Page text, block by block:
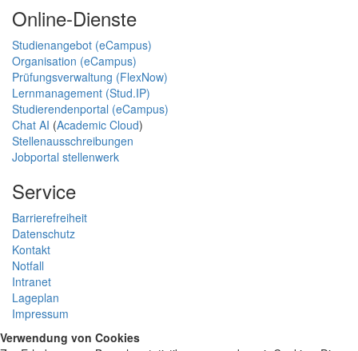
Online-Dienste
Studienangebot (eCampus)
Organisation (eCampus)
Prüfungsverwaltung (FlexNow)
Lernmanagement (Stud.IP)
Studierendenportal (eCampus)
Chat AI (Academic Cloud)
Stellenausschreibungen
Jobportal stellenwerk
Service
Barrierefreiheit
Datenschutz
Kontakt
Notfall
Intranet
Lageplan
Impressum
Verwendung von Cookies